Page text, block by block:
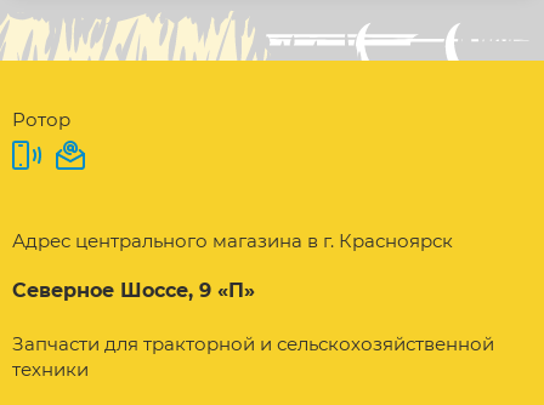
Ротор
Адрес центрального магазина в г. Красноярск
Северное Шоссе, 9 «П»
Запчасти для тракторной и сельскохозяйственной
техники